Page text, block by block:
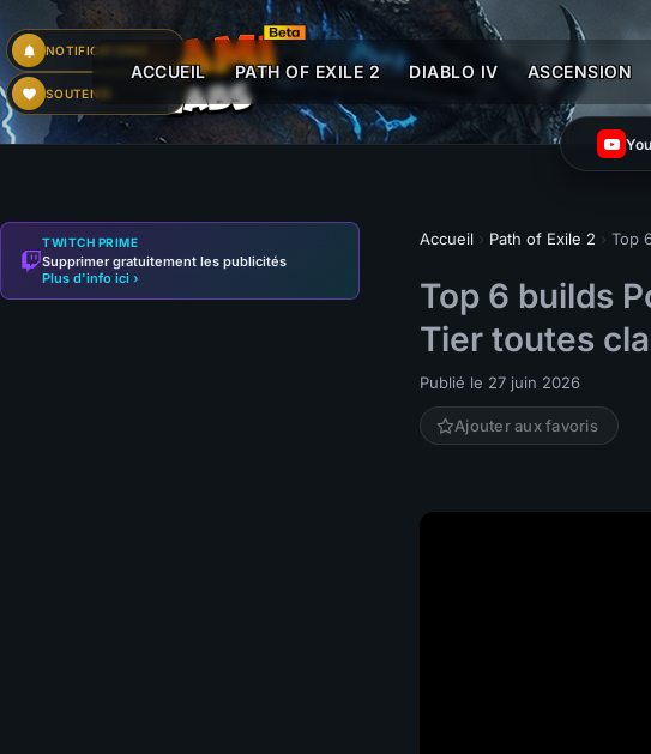
NOTIFICATIONS
SOUTENIR
ACCUEIL PATH OF EXILE 2 DIABLO IV ASCENSION
Accueil › Path of Exile 2 › Top
Top 6 builds
Tier toutes
Publié le 27 juin 2026
Ajouter aux favoris
TWITCH PRIME
Supprimer gratuitement les publicités
Plus d'info ici ›